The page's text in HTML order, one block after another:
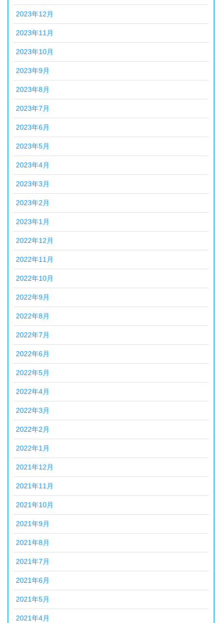
2023年12月
2023年11月
2023年10月
2023年9月
2023年8月
2023年7月
2023年6月
2023年5月
2023年4月
2023年3月
2023年2月
2023年1月
2022年12月
2022年11月
2022年10月
2022年9月
2022年8月
2022年7月
2022年6月
2022年5月
2022年4月
2022年3月
2022年2月
2022年1月
2021年12月
2021年11月
2021年10月
2021年9月
2021年8月
2021年7月
2021年6月
2021年5月
2021年4月